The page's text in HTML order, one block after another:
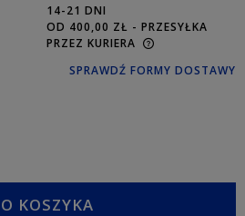
14-21 DNI
OD 400,00 ZŁ - PRZESYŁKA
PRZEZ KURIERA
SPRAWDŹ FORMY DOSTAWY
KOSZYKA